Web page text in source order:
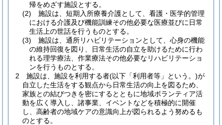
帰をめざす施設とする。
(2)
施設は、短期入所療養介護として、看護・医学的管理
における介護及び機能訓練その他必要な医療並びに日常
生活上の世話を行うものとする。
(3)
施設は、通所リハビリテーションとして、心身の機能
の維持回復を図り、日常生活の自立を助けるために行わ
れる理学療法、作業療法その他必要なリハビリテーショ
ンを行うものとする。
2
施設は、施設を利用する者(以下「利用者等」という。)が
自立した生活をする観点から日常生活の向上を図るため、
家族との結びつきを密にするとともに地域ボランティア活
動を広く導入し、諸事業、イベントなどを積極的に開催
し、高齢者の地域ケアの意識向上が図られるよう努めるも
のとする。